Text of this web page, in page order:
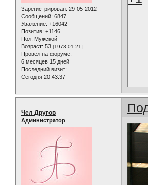
Зарегистрирован: 29-05-2012
Сообщений: 6847
Уважение: +16042
Позитив: +1146
Пол: Мужской
Возраст: 53 [1973-01-21]
Провел на форуме:
6 месяцев 15 дней
Последний визит:
Сегодня 20:43:37
Чел Другов
Администратор